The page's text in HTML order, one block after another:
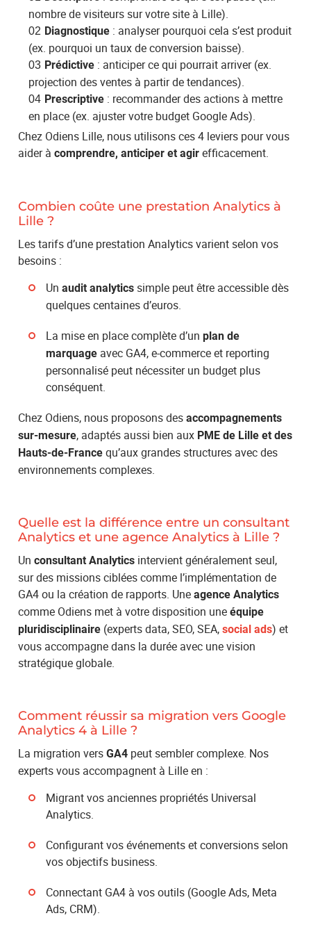
nombre de visiteurs sur votre site à Lille).
Diagnostique : analyser pourquoi cela s’est produit
(ex. pourquoi un taux de conversion baisse).
Prédictive : anticiper ce qui pourrait arriver (ex.
projection des ventes à partir de tendances).
Prescriptive : recommander des actions à mettre
en place (ex. ajuster votre budget Google Ads).
Chez Odiens Lille, nous utilisons ces 4 leviers pour vous
aider àcomprendre, anticiper et agir efficacement.
Combien coûte une prestation Analytics à
Lille ?
Les tarifs d’une prestation Analytics varient selon vos
besoins :
Unaudit analytics simple peut être accessible dès
quelques centaines d’euros.
La mise en place complète d’unplan de
marquage avec GA4, e-commerce et reporting
personnalisé peut nécessiter un budget plus
conséquent.
Chez Odiens, nous proposons desaccompagnements
sur-mesure, adaptés aussi bien aux PME de Lille et des
Hauts-de-France qu’aux grandes structures avec des
environnements complexes.
Quelle est la différence entre un consultant
Analytics et une agence Analytics à Lille ?
Unconsultant Analytics intervient généralement seul,
sur des missions ciblées comme l’implémentation de
GA4 ou la création de rapports. Uneagence Analytics
comme Odiens met à votre disposition uneéquipe
pluridisciplinaire (experts data, SEO, SEA,social ads) et
vous accompagne dans la durée avec une vision
stratégique globale.
Comment réussir sa migration vers Google
Analytics 4 à Lille ?
La migration versGA4 peut sembler complexe. Nos
experts vous accompagnent à Lille en :
Migrant vos anciennes propriétés Universal
Analytics.
Configurant vos événements et conversions selon
vos objectifs business.
Connectant GA4 à vos outils (Google Ads, Meta
Ads, CRM).